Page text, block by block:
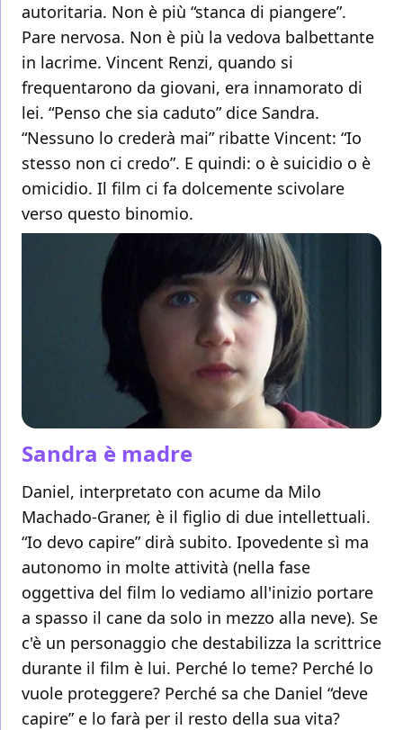
autoritaria. Non è più “stanca di piangere”.
Pare nervosa. Non è più la vedova balbettante
in lacrime. Vincent Renzi, quando si
frequentarono da giovani, era innamorato di
lei. “Penso che sia caduto” dice Sandra.
“Nessuno lo crederà mai” ribatte Vincent: “Io
stesso non ci credo”. E quindi: o è suicidio o è
omicidio. Il film ci fa dolcemente scivolare
verso questo binomio.
Sandra è madre
Daniel, interpretato con acume da Milo
Machado-Graner, è il figlio di due intellettuali.
“Io devo capire” dirà subito. Ipovedente sì ma
autonomo in molte attività (nella fase
oggettiva del film lo vediamo all'inizio portare
a spasso il cane da solo in mezzo alla neve). Se
c'è un personaggio che destabilizza la scrittrice
durante il film è lui. Perché lo teme? Perché lo
vuole proteggere? Perché sa che Daniel “deve
capire” e lo farà per il resto della sua vita?